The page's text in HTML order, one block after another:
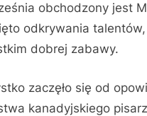
obchodzony jest
odkrywania
dobrej zabawy.
zaczęło się od
kanadyjskiego